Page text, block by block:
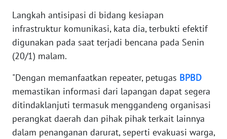
Langkah antisipasi di bidang kesiapan
infrastruktur komunikasi, kata dia, terbukti efektif
digunakan pada saat terjadi bencana pada Senin
(20/1) malam.
"Dengan memanfaatkan repeater, petugas BPBD
memastikan informasi dari lapangan dapat segera
ditindaklanjuti termasuk menggandeng organisasi
perangkat daerah dan pihak pihak terkait lainnya
dalam penanganan darurat, seperti evakuasi warga,
WN
JAMBI
SULTRA
WN
NTB